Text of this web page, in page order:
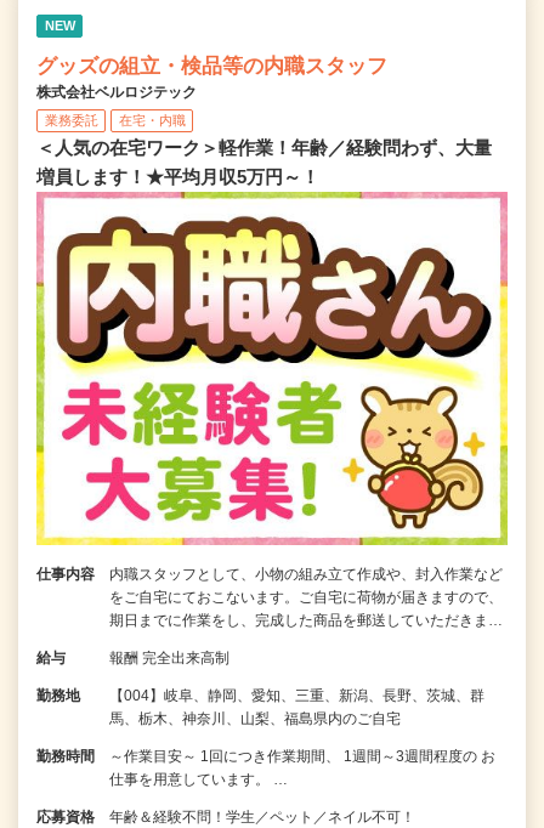
NEW
グッズの組立・検品等の内職スタッフ
株式会社ベルロジテック
業務委託 在宅・内職
＜人気の在宅ワーク＞軽作業！年齢／経験問わず、大量
増員します！★平均月収5万円～！
仕事内容
内職スタッフとして、小物の組み立て作成や、封入作業など
をご自宅にておこないます。ご自宅に荷物が届きますので、
期日までに作業をし、完成した商品を郵送していただきま…
給与 報酬 完全出来高制
勤務地
【004】岐阜、静岡、愛知、三重、新潟、長野、茨城、群
馬、栃木、神奈川、山梨、福島県内のご自宅
勤務時間
～作業目安～ 1回につき作業期間、 1週間～3週間程度の お
仕事を用意しています。 …
応募資格 年齢＆経験不問！学生／ペット／ネイル不可！